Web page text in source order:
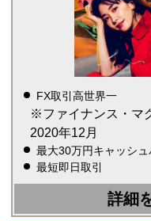
FX取引高世界一
※ファイナンス・マ
2020年12月
最大30万円キャッシュ
最短即日取引
詳細